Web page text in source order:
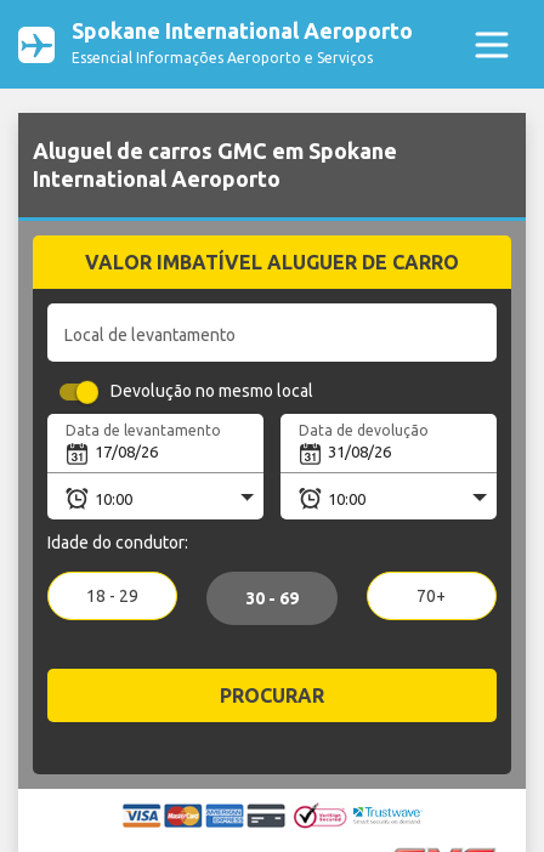
Spokane International Aeroporto
Essencial Informações Aeroporto e Serviços
Aluguel de carros GMC em Spokane
International Aeroporto
VALOR IMBATÍVEL ALUGUER DE CARRO
Local de levantamento
Devolução no mesmo local
Data de levantamento Data de devolução
Idade do condutor:
18 - 29 30 - 69 70+
PROCURAR